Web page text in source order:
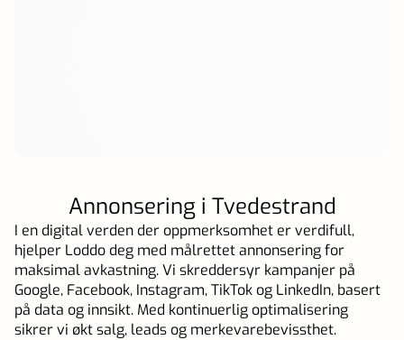
Annonsering i Tvedestrand
I en digital verden der oppmerksomhet er verdifull,
hjelper Loddo deg med målrettet annonsering for
maksimal avkastning. Vi skreddersyr kampanjer på
Google, Facebook, Instagram, TikTok og LinkedIn, basert
på data og innsikt. Med kontinuerlig optimalisering
sikrer vi økt salg, leads og merkevarebevissthet.